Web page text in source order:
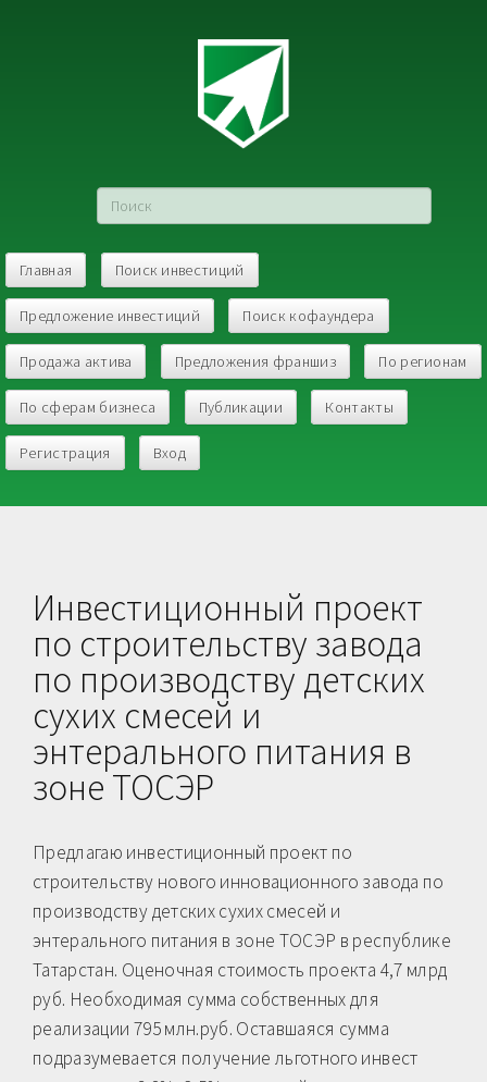
Главная Поиск инвестиций
Предложение инвестиций Поиск кофаундера
Продажа актива Предложения франшиз По регионам
По сферам бизнеса Публикации Контакты
Регистрация Вход
Инвестиционный проект
по строительству завода
по производству детских
сухих смесей и
энтерального питания в
зоне ТОСЭР
Предлагаю инвестиционный проект по
строительству нового инновационного завода по
производству детских сухих смесей и
энтерального питания в зоне ТОСЭР в республике
Татарстан. Оценочная стоимость проекта 4,7 млрд
руб. Необходимая сумма собственных для
реализации 795 млн.руб. Оставшаяся сумма
подразумевается получение льготного инвест